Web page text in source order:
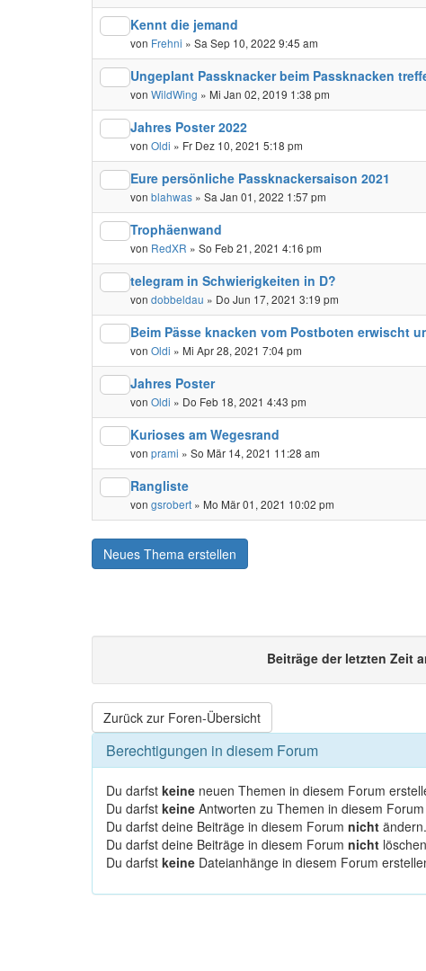
Kennt die jemand
von Frehni » Sa Sep 10, 2022 9:45 am
Ungeplant Passknacker beim Passknacken
von WildWing » Mi Jan 02, 2019 1:38 pm
Jahres Poster 2022
von Oldi » Fr Dez 10, 2021 5:18 pm
Eure persönliche Passknackersaison 2021
von blahwas » Sa Jan 01, 2022 1:57 pm
Trophäenwand
von RedXR » So Feb 21, 2021 4:16 pm
telegram in Schwierigkeiten in D?
von dobbeldau » Do Jun 17, 2021 3:19 pm
Beim Pässe knacken vom Postboten erwischt
von Oldi » Mi Apr 28, 2021 7:04 pm
Jahres Poster
von Oldi » Do Feb 18, 2021 4:43 pm
Kurioses am Wegesrand
von prami » So Mär 14, 2021 11:28 am
Rangliste
von gsrobert » Mo Mär 01, 2021 10:02 pm
Neues Thema erstellen
Beiträge der letzten Zeit
Zurück zur Foren-Übersicht
Berechtigungen in diesem Forum
Du darfst keine neuen Themen in diesem Forum
Du darfst keine Antworten zu Themen in diesem
Du darfst deine Beiträge in diesem Forum nicht ändern.
Du darfst deine Beiträge in diesem Forum nicht
Du darfst keine Dateianhänge in diesem Forum